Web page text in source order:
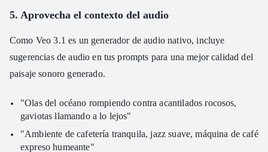
5. Aprovecha el contexto del audio
Como Veo 3.1 es un generador de audio nativo, incluye
sugerencias de audio en tus prompts para una mejor calidad del
paisaje sonoro generado.
"Olas del océano rompiendo contra acantilados rocosos,
gaviotas llamando a lo lejos"
"Ambiente de cafetería tranquila, jazz suave, máquina de café
expreso humeante"